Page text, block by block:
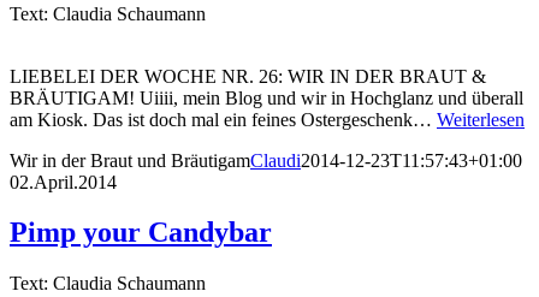
Text: Claudia Schaumann
LIEBELEI DER WOCHE NR. 26: WIR IN DER BRAUT &
BRÄUTIGAM! Uiiii, mein Blog und wir in Hochglanz und überall
am Kiosk. Das ist doch mal ein feines Ostergeschenk… Weiterlesen
Wir in der Braut und BräutigamClaudi2014-12-23T11:57:43+01:00
02.April.2014
Pimp your Candybar
Text: Claudia Schaumann